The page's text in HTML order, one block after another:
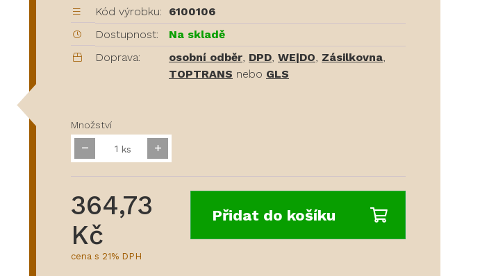
Kód výrobku:
6100106
Dostupnost:
Na skladě
Doprava:
osobní odběr, DPD, WE|DO, Zásilkovna,
TOPTRANS nebo GLS
Množství
ks
364,73
Kč
cena s 21% DPH
Přidat do košíku